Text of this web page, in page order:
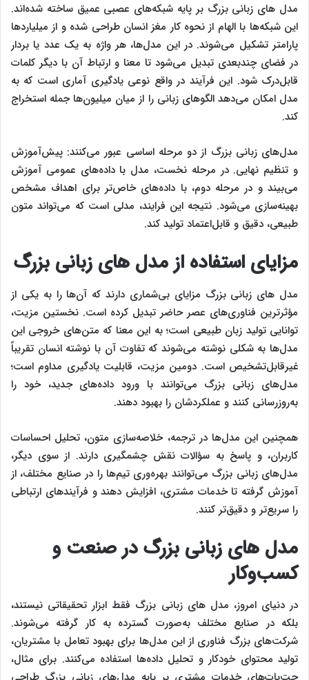
مدل‌ های زبانی بزرگ بر پایه شبکه‌های عصبی عمیق ساخته شده‌اند.
این شبکه‌ها با الهام از نحوه کار مغز انسان طراحی شده و از میلیاردها
پارامتر تشکیل می‌شوند. در این مدل‌ها، هر واژه به یک عدد یا بردار
در فضای چندبعدی تبدیل می‌شود تا معنا و ارتباط آن با دیگر کلمات
قابل‌درک شود. این فرآیند در واقع نوعی یادگیری آماری است که به
مدل امکان می‌دهد الگوهای زبانی را از میان میلیون‌ها جمله استخراج
کند.
مدل‌های زبانی بزرگ از دو مرحله اساسی عبور می‌کنند: پیش‌آموزش
و تنظیم نهایی. در مرحله نخست، مدل با داده‌های عمومی آموزش
می‌بیند و در مرحله دوم، با داده‌های خاص‌تر برای اهداف مشخص
بهینه‌سازی می‌شود. نتیجه این فرایند، مدلی است که می‌تواند متون
طبیعی، دقیق و قابل‌اعتماد تولید کند.
مزایای استفاده از مدل‌ های زبانی بزرگ
مدل‌ های زبانی بزرگ مزایای بی‌شماری دارند که آن‌ها را به یکی از
مؤثرترین فناوری‌های عصر حاضر تبدیل کرده است. نخستین مزیت،
توانایی تولید زبان طبیعی است؛ به این معنا که متن‌های خروجی این
مدل‌ها به شکلی نوشته می‌شوند که تفاوت آن با نوشته انسان تقریباً
غیرقابل‌تشخیص است. دومین مزیت، قابلیت یادگیری مداوم است؛
مدل‌های زبانی بزرگ می‌توانند با ورود داده‌های جدید، خود را
به‌روزرسانی کنند و عملکردشان را بهبود دهند.
همچنین این مدل‌ها در ترجمه، خلاصه‌سازی متون، تحلیل احساسات
کاربران، و پاسخ به سؤالات نقش چشمگیری دارند. از سوی دیگر،
مدل‌های زبانی بزرگ می‌توانند بهره‌وری تیم‌ها را در صنایع مختلف، از
آموزش گرفته تا خدمات مشتری، افزایش دهند و فرآیندهای ارتباطی
را سریع‌تر و دقیق‌تر کنند.
مدل‌ های زبانی بزرگ در صنعت و
کسب‌وکار
در دنیای امروز، مدل‌ های زبانی بزرگ فقط ابزار تحقیقاتی نیستند،
بلکه در صنایع مختلف به‌صورت گسترده به کار گرفته می‌شوند.
شرکت‌های بزرگ فناوری از این مدل‌ها برای بهبود تعامل با مشتریان،
تولید محتوای خودکار و تحلیل داده‌ها استفاده می‌کنند. برای مثال،